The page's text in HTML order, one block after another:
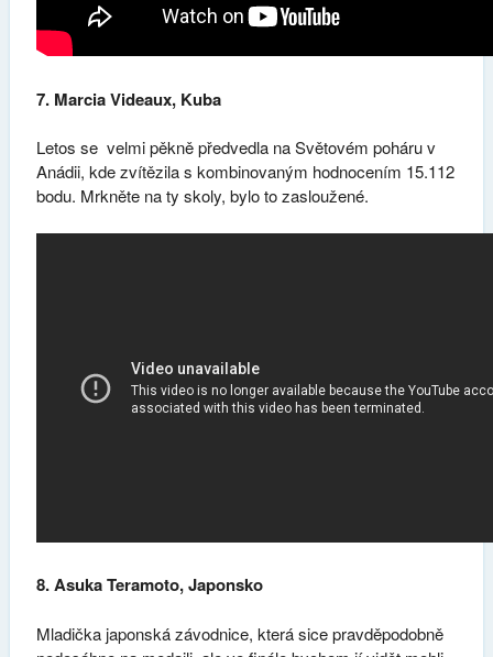
7. Marcia Videaux, Kuba
Letos se velmi pěkně předvedla na Světovém poháru v
Anádii, kde zvítězila s kombinovaným hodnocením 15.112
bodu. Mrkněte na ty skoly, bylo to zasloužené.
8. Asuka Teramoto, Japonsko
Mladička japonská závodnice, která sice pravděpodobně